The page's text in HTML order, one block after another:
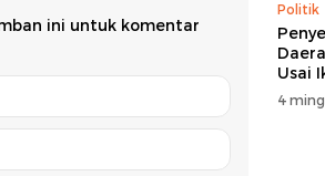
ini untuk komentar
Politik
Usai
4